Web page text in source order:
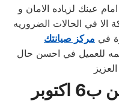
عينك لزياده الامان و
الا في الحالات الضروريه
في مركز صيانتك
للعميل في احسن حال